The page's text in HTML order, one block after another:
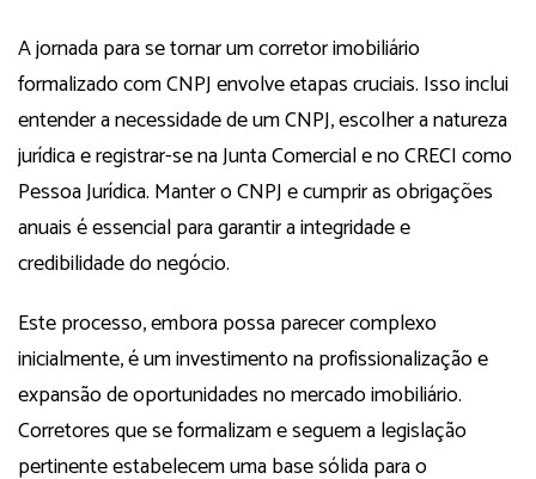
A jornada para se tornar um corretor imobiliário
formalizado com CNPJ envolve etapas cruciais. Isso inclui
entender a necessidade de um CNPJ, escolher a natureza
jurídica e registrar-se na Junta Comercial e no CRECI como
Pessoa Jurídica. Manter o CNPJ e cumprir as obrigações
anuais é essencial para garantir a integridade e
credibilidade do negócio.
Este processo, embora possa parecer complexo
inicialmente, é um investimento na profissionalização e
expansão de oportunidades no mercado imobiliário.
Corretores que se formalizam e seguem a legislação
pertinente estabelecem uma base sólida para o